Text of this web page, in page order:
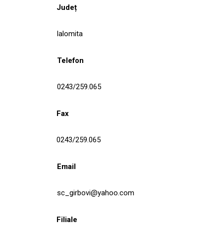
Județ
Ialomita
Telefon
0243/259.065
Fax
0243/259.065
Email
sc_girbovi@yahoo.com
Filiale